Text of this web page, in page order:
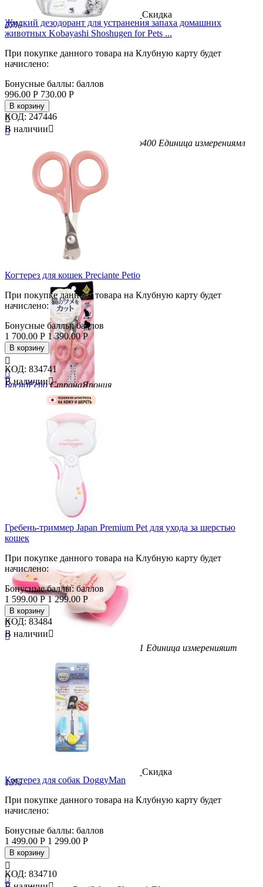
Скидка
27%
Жидкий дезодорант для устранения запаха домашних
животных Kobayashi Shoshugen for Pets ...
При покупке данного товара на Клубную карту будет
начислено:
Бонусные баллы: баллов
996.00 Р 730.00 Р
В корзину


Вес/Объем/Кол-во400 Единица измерениямл
КОД: 247446
В наличии
Когтерез для кошек Preciante Petio
При покупке данного товара на Клубную карту будет
начислено:
Бонусные баллы: баллов
1 700.00 Р 1 390.00 Р
В корзину


БрендPetioСтранаЯпония
КОД: 834741
В наличии
Гребень-триммер Japan Premium Pet для ухода за шерстью
кошек
При покупке данного товара на Клубную карту будет
начислено:
Бонусные баллы: баллов
1 599.00 Р 1 299.00 Р
В корзину


1 Единица измеренияшт
КОД: 83484
В наличии
Скидка
13%
Когтерез для собак DoggyMan
При покупке данного товара на Клубную карту будет
начислено:
Бонусные баллы: баллов
1 499.00 Р 1 299.00 Р
В корзину


КОД: 834710